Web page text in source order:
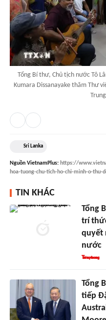
Tổng Bí thư, Chủ tịch nước Tô
Kumara Dissanayake thăm Thư
Sri Lanka
Nguồn VietnamPlus: https://
hoa-tuong-chu-tich-ho-chi-minh-o-thu-
TIN KHÁC
Tổng
trí
quyết
nước
Tổng
tiếp